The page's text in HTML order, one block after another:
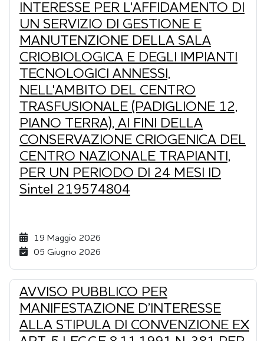
INTERESSE PER L'AFFIDAMENTO DI
UN SERVIZIO DI GESTIONE E
MANUTENZIONE DELLA SALA
CRIOBIOLOGICA E DEGLI IMPIANTI
TECNOLOGICI ANNESSI,
NELL'AMBITO DEL CENTRO
TRASFUSIONALE (PADIGLIONE 12,
PIANO TERRA), AI FINI DELLA
CONSERVAZIONE CRIOGENICA DEL
CENTRO NAZIONALE TRAPIANTI,
PER UN PERIODO DI 24 MESI ID
Sintel 219574804
19 Maggio 2026
05 Giugno 2026
AVVISO PUBBLICO PER
MANIFESTAZIONE D’INTERESSE
ALLA STIPULA DI CONVENZIONE EX